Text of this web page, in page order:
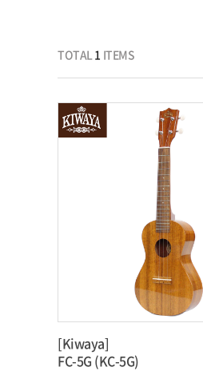
TOTAL 1 ITEMS
[Kiwaya]
FC-5G (KC-5G)